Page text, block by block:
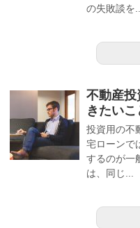
の失敗談を...
不動産投
きたいこ
投資用の不
宅ローンで
するのが一
は、同じ...